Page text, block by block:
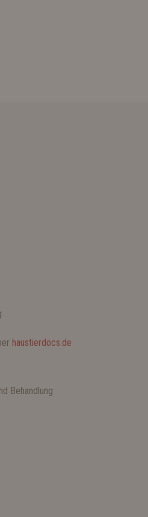
haustierdocs.de
Behandlung